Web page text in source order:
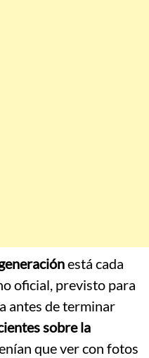
está cada
oficial, previsto para
antes de terminar
sobre la
que ver con fotos